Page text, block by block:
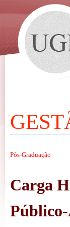
Pós-Graduação
Carga